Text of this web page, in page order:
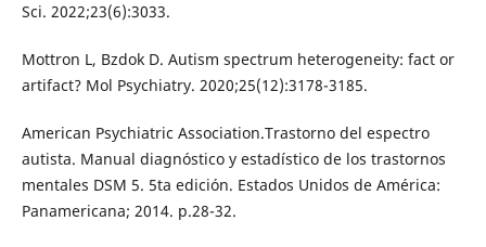
Sci. 2022;23(6):3033.
Mottron L, Bzdok D. Autism spectrum heterogeneity: fact or
artifact? Mol Psychiatry. 2020;25(12):3178-3185.
American Psychiatric Association.Trastorno del espectro
autista. Manual diagnóstico y estadístico de los trastornos
mentales DSM 5. 5ta edición. Estados Unidos de América:
Panamericana; 2014. p.28-32.